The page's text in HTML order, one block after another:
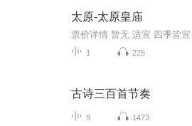
太原-太原皇庙
1 225
古诗三百首节奏
9 1473